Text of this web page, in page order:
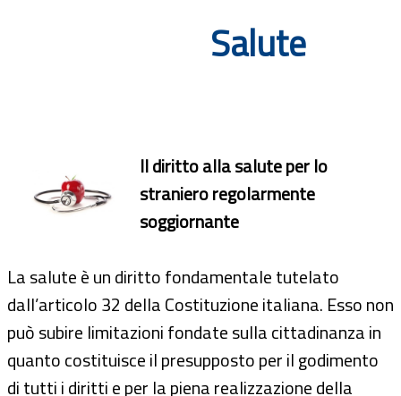
Guide
Salute
Il diritto alla salute per lo
straniero regolarmente
soggiornante
La salute è un diritto fondamentale tutelato
dall’articolo 32 della Costituzione italiana. Esso non
può subire limitazioni fondate sulla cittadinanza in
quanto costituisce il presupposto per il godimento
di tutti i diritti e per la piena realizzazione della